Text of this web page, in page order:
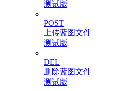
测试版
POST
上传蓝图文件
测试版
DEL
删除蓝图文件
测试版